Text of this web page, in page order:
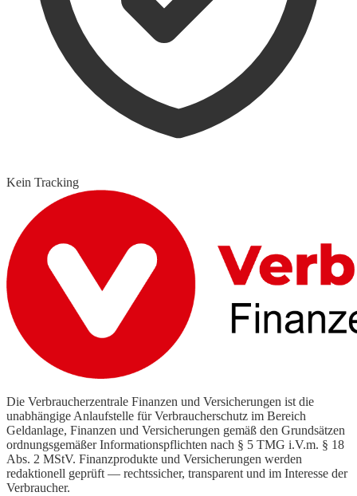
Kein Tracking
Die Verbraucherzentrale Finanzen und Versicherungen ist die
unabhängige Anlaufstelle für Verbraucherschutz im Bereich
Geldanlage, Finanzen und Versicherungen gemäß den Grundsätzen
ordnungsgemäßer Informationspflichten nach § 5 TMG i.V.m. § 18
Abs. 2 MStV. Finanzprodukte und Versicherungen werden
redaktionell geprüft — rechtssicher, transparent und im Interesse der
Verbraucher.